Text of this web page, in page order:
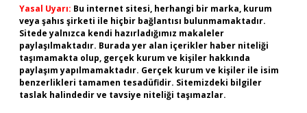
Yasal Uyarı: Bu internet sitesi, herhangi bir marka, kurum
veya şahıs şirketi ile hiçbir bağlantısı bulunmamaktadır.
Sitede yalnızca kendi hazırladığımız makaleler
paylaşılmaktadır. Burada yer alan içerikler haber niteliği
taşımamakta olup, gerçek kurum ve kişiler hakkında
paylaşım yapılmamaktadır. Gerçek kurum ve kişiler ile isim
benzerlikleri tamamen tesadüfidir. Sitemizdeki bilgiler
taslak halindedir ve tavsiye niteliği taşımazlar.